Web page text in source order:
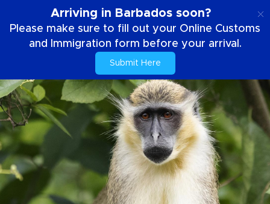
Arriving in Barbados soon?
Please make sure to fill out your Online Customs
and Immigration form before your arrival.
Submit Here